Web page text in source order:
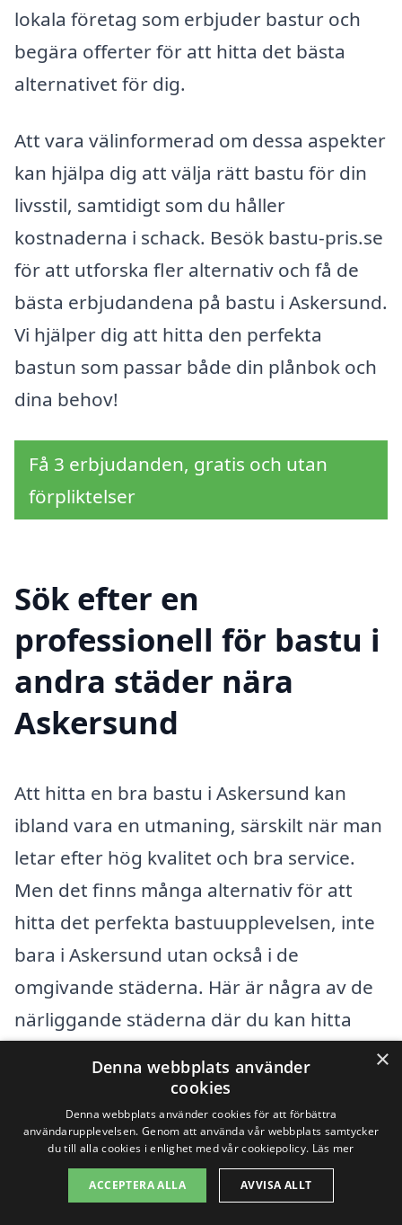
lokala företag som erbjuder bastur och
begära offerter för att hitta det bästa
alternativet för dig.
Att vara välinformerad om dessa aspekter
kan hjälpa dig att välja rätt bastu för din
livsstil, samtidigt som du håller
kostnaderna i schack. Besök bastu-pris.se
för att utforska fler alternativ och få de
bästa erbjudandena på bastu i Askersund.
Vi hjälper dig att hitta den perfekta
bastun som passar både din plånbok och
dina behov!
Få 3 erbjudanden, gratis och utan
förpliktelser
Sök efter en
professionell för bastu i
andra städer nära
Askersund
Att hitta en bra bastu i Askersund kan
ibland vara en utmaning, särskilt när man
letar efter hög kvalitet och bra service.
Men det finns många alternativ för att
hitta det perfekta bastuupplevelsen, inte
bara i Askersund utan också i de
omgivande städerna. Här är några av de
närliggande städerna där du kan hitta
Laxå
Hallsberg
Örebro
×
Denna webbplats använder
cookies
Denna webbplats använder cookies för att förbättra
användarupplevelsen. Genom att använda vår webbplats samtycker
du till alla cookies i enlighet med vår cookiepolicy. Läs mer
ACCEPTERA ALLA AVVISA ALLT